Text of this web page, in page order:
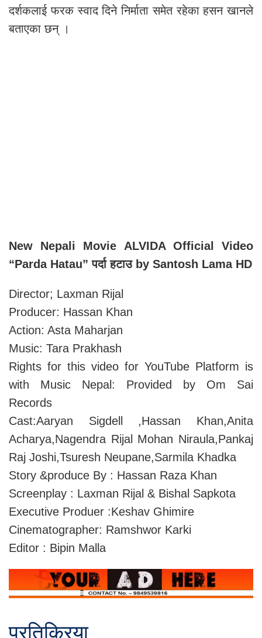
दर्शकलाई फरक स्वाद दिने निर्माता समेत रहेका हसन खानले
बताएका छन् ।
New Nepali Movie ALVIDA Official Video
“Parda Hatau” पर्दा हटाउ by Santosh Lama HD
Director; Laxman Rijal
Producer: Hassan Khan
Action: Asta Maharjan
Music: Tara Prakhash
Rights for this video for YouTube Platform is
with Music Nepal: Provided by Om Sai
Records
Cast:Aaryan Sigdell ,Hassan Khan,Anita
Acharya,Nagendra Rijal Mohan Niraula,Pankaj
Raj Joshi,Tsuresh Neupane,Sarmila Khadka
Story &produce By : Hassan Raza Khan
Screenplay : Laxman Rijal & Bishal Sapkota
Executive Produer :Keshav Ghimire
Cinematographer: Ramshwor Karki
Editor : Bipin Malla
प्रतिक्रिया